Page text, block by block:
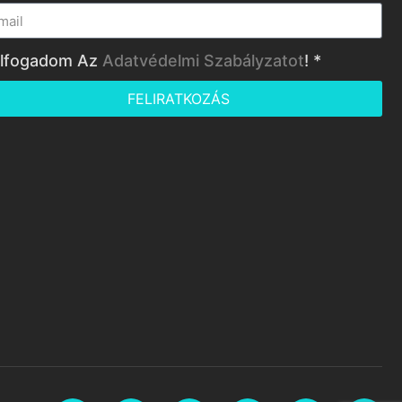
Az Adatvédelmi Szabályzatot! *
FELIRATKOZÁS